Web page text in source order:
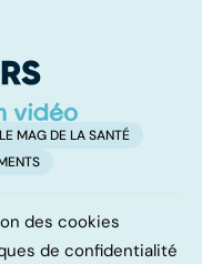
LE MAG DE LA SANTÉ
des cookies
de confidentialité